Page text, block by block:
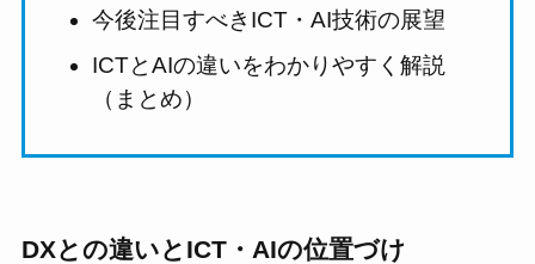
今後注目すべきICT・AI技術の展望
ICTとAIの違いをわかりやすく解説
（まとめ）
DXとの違いとICT・AIの位置づけ